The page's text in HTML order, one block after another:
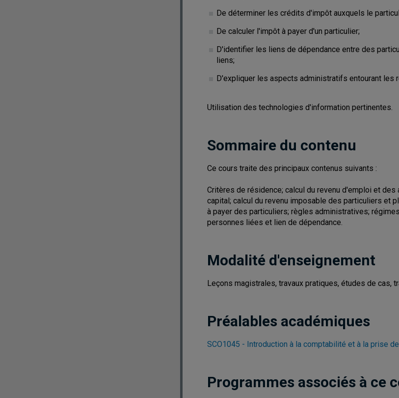
De déterminer les crédits d'impôt auxquels le
De calculer l'impôt à payer d'un particulier;
D'identifier les liens de dépendance entre des
liens;
D'expliquer les aspects administratifs entourant les
Utilisation des technologies d'information pertinentes.
Sommaire du contenu
Ce cours traite des principaux contenus suivants :
Critères de résidence; calcul du revenu d'emploi et
capital; calcul du revenu imposable des particuliers et
à payer des particuliers; règles administratives;
personnes liées et lien de dépendance.
Modalité d'enseignement
Leçons magistrales, travaux pratiques, études de cas,
Préalables académiques
SCO1045 - Introduction à la comptabilité et à la prise
Programmes associés à ce